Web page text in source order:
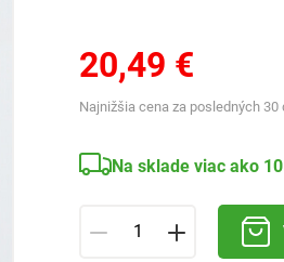
20,49 €
Najnižšia cena za posledných 30
Na sklade viac ako